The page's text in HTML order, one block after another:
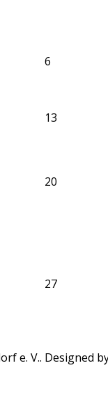
6
13
20
27
e. V.. Designed